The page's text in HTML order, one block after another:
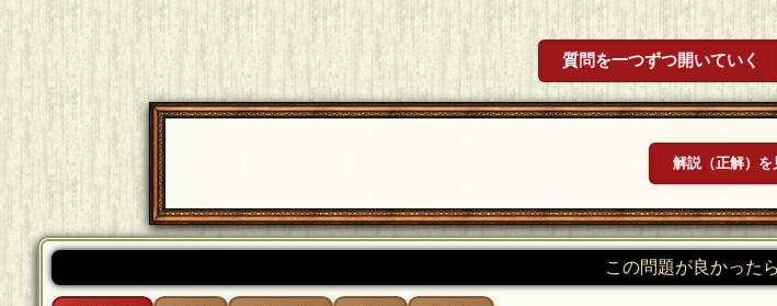
質問を一つずつ開いていく
解説（正解）を
この問題が良かった